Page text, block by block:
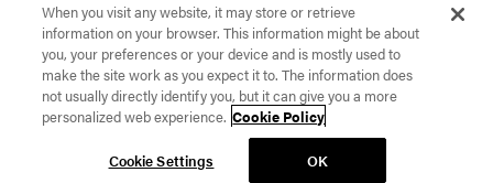
お問い合わせ アニプレックス
Cookie Settings
© Aniplex Inc. All rights reserved.
When you visit any website, it may store or retrieve
information on your browser. This information might be about
you, your preferences or your device and is mostly used to
make the site work as you expect it to. The information does
not usually directly identify you, but it can give you a more
personalized web experience. Cookie Policy
Cookie Settings OK